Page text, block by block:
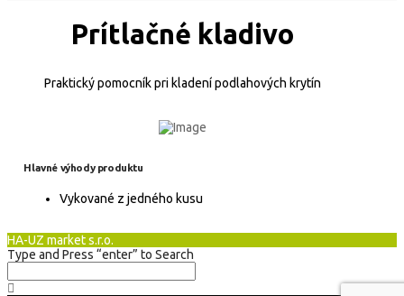
Prítlačné kladivo
Praktický pomocník pri kladení podlahových krytín
Hlavné výhody produktu
Vykované z jedného kusu
HA-UZ market s.r.o.
Type and Press “enter” to Search